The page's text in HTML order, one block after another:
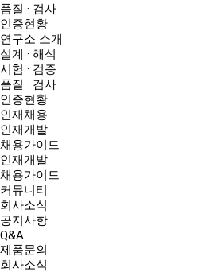
품질 · 검사
인증현황
연구소 소개
설계 · 해석
시험 · 검증
품질 · 검사
인증현황
인재채용
인재개발
채용가이드
인재개발
채용가이드
커뮤니티
회사소식
공지사항
Q&A
제품문의
회사소식